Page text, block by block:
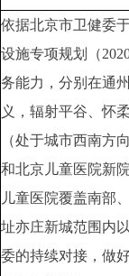
依据北京市卫健委
设施专项规划（
务能力，分别在通
义，辐射平谷、怀
（处于城市西南方
和北京儿童医院新
儿童医院覆盖南部
址亦庄新城范围内
委的持续对接，做